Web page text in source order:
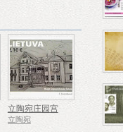
立陶宛庄园宫
立陶宛